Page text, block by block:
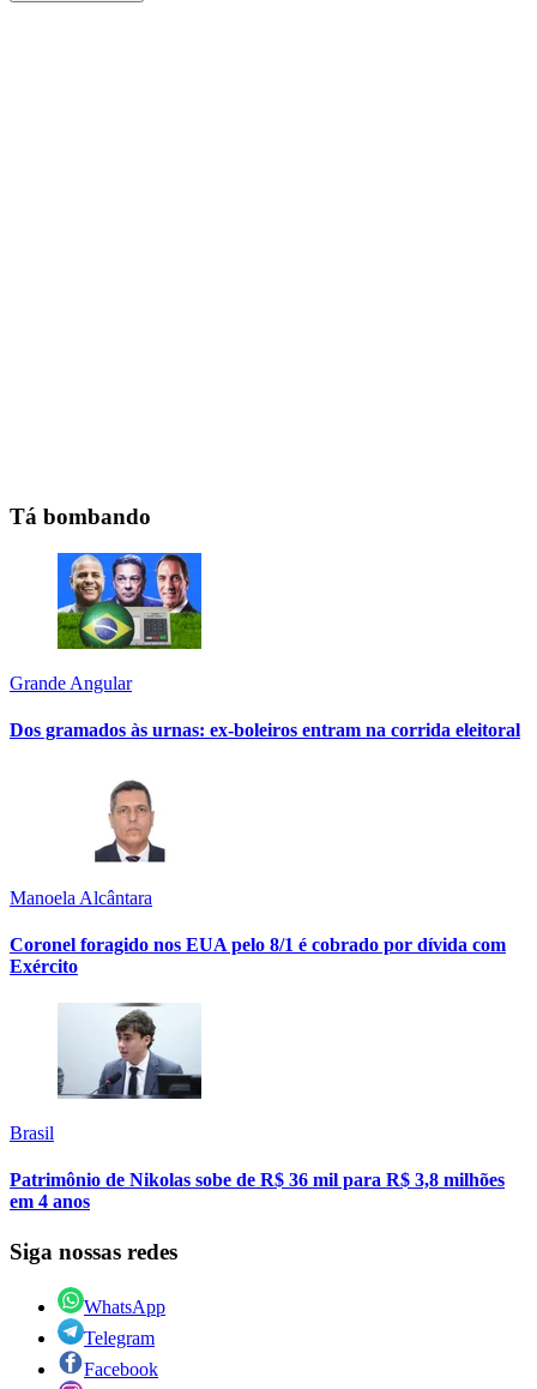
Tá bombando
Grande Angular
Dos gramados às urnas: ex-boleiros entram na corrida eleitoral
Manoela Alcântara
Coronel foragido nos EUA pelo 8/1 é cobrado por dívida com
Exército
Brasil
Patrimônio de Nikolas sobe de R$ 36 mil para R$ 3,8 milhões
em 4 anos
Siga nossas redes
WhatsApp
Telegram
Facebook